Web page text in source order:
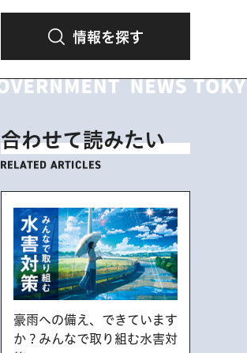
情報を探す
合わせて読みたい
豪雨への備え、できています
か？みんなで取り組む水害対